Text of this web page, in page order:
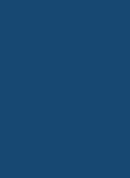
a new window)